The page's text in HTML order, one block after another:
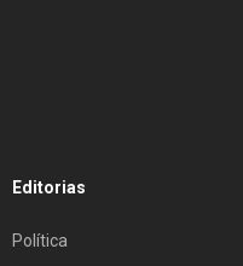
Editorias
Política